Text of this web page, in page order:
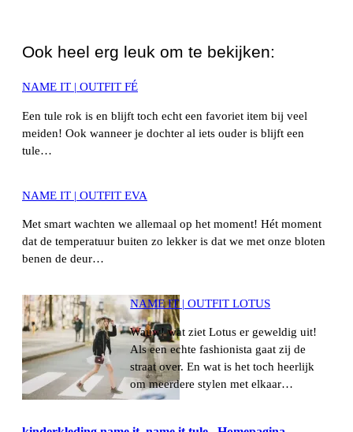
Ook heel erg leuk om te bekijken:
NAME IT | OUTFIT FÉ
Een tule rok is en blijft toch echt een favoriet item bij veel
meiden! Ook wanneer je dochter al iets ouder is blijft een
tule…
NAME IT | OUTFIT EVA
Met smart wachten we allemaal op het moment! Hét moment
dat de temperatuur buiten zo lekker is dat we met onze bloten
benen de deur…
NAME IT | OUTFIT LOTUS
Wauw! wat ziet Lotus er geweldig uit!
Als een echte fashionista gaat zij de
straat over. En wat is het toch heerlijk
om meerdere stylen met elkaar…